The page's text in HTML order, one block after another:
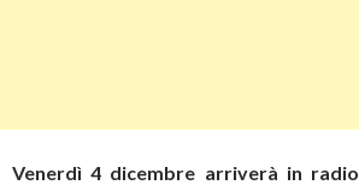
Venerdì 4 dicembre arriverà in radio